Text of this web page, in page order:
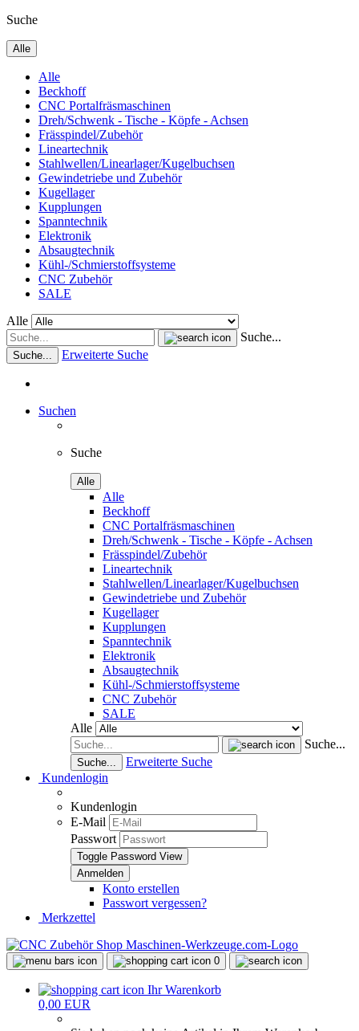
Suche
Alle
Alle
Beckhoff
CNC Portalfräsmaschinen
Dreh/Schwenk - Tische - Köpfe - Achsen
Frässpindel/Zubehör
Lineartechnik
Stahlwellen/Linearlager/Kugelbuchsen
Gewindetriebe und Zubehör
Kugellager
Kupplungen
Spanntechnik
Elektronik
Absaugtechnik
Kühl-/Schmierstoffsysteme
CNC Zubehör
SALE
Alle
Suche...
Suche... Erweiterte Suche
Suchen
Suche
Alle
Alle
Beckhoff
CNC Portalfräsmaschinen
Dreh/Schwenk - Tische - Köpfe - Achsen
Frässpindel/Zubehör
Lineartechnik
Stahlwellen/Linearlager/Kugelbuchsen
Gewindetriebe und Zubehör
Kugellager
Kupplungen
Spanntechnik
Elektronik
Absaugtechnik
Kühl-/Schmierstoffsysteme
CNC Zubehör
SALE
Alle
Suche...
Suche...
Erweiterte Suche
Kundenlogin
Kundenlogin
E-Mail
Passwort
Toggle Password View
Konto erstellen
Passwort vergessen?
Merkzettel
0
Ihr Warenkorb
0,00 EUR